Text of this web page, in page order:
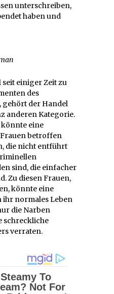
unterschreiben,
haben und
einiger Zeit zu
des
gehört der Handel
anderen Kategorie.
könnte eine
betroffen
die nicht entführt
sind, die einfacher
Zu diesen Frauen,
könnte eine
ihr normales Leben
die Narben
schreckliche
verraten.